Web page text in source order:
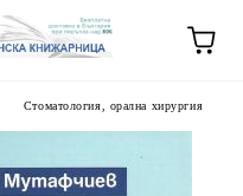
Стоматология, орална хирургия